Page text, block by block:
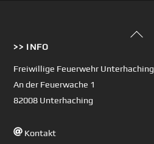
Back
>> INFO
Freiwillige Feuerwehr Unterhaching
An der Feuerwache 1
82008 Unterhaching
Kontakt